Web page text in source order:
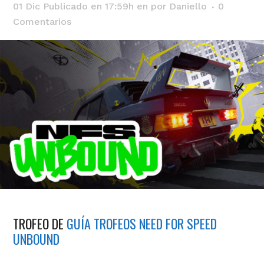
01 Dic Publicado en 17:59h en por Daniello
0
Comentarios
TROFEO DE GUÍA TROFEOS NEED FOR SPEED
UNBOUND